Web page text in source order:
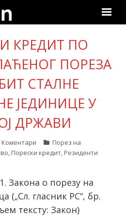
КРЕДИТ ПО
ПОРЕЗА
СТАЛНЕ
ЈЕДИНИЦЕ У
ДРЖАВИ
Коментари
Порез на
, Порески кредит, Резиденти
Закона о порезу на
(„Сл. гласник РС“, бр.
тексту: Закон)